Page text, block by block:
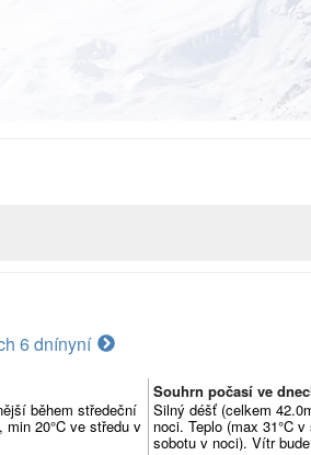
6 dnínyní
během středeční
min 20°C ve středu v
Souhrn počasí ve
Silný déšť (celkem
noci. Teplo (max 31°C
sobotu v noci). Vítr